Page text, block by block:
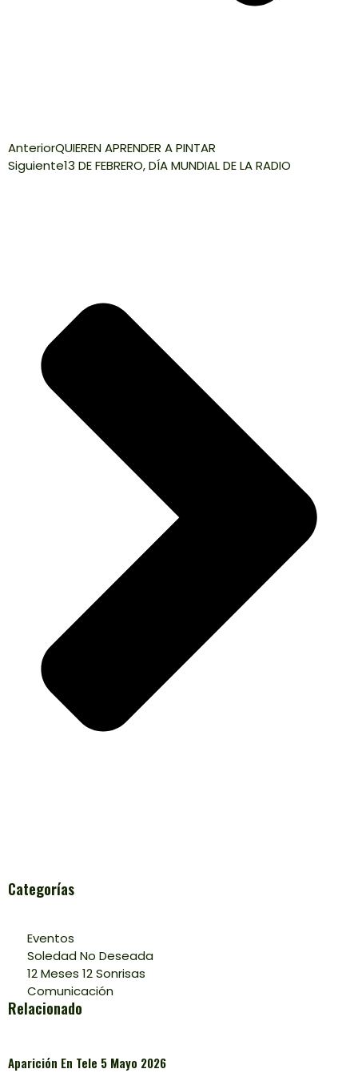
AnteriorQUIEREN APRENDER A PINTAR
Siguiente13 DE FEBRERO, DÍA MUNDIAL DE LA RADIO
Categorías
Eventos
Soledad No Deseada
12 Meses 12 Sonrisas
Comunicación
Relacionado
Aparición En Tele 5 Mayo 2026